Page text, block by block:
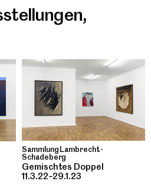
,
Sammlung Lambrecht-
Schadeberg
Gemischtes Doppel
11.3.22–29.1.23